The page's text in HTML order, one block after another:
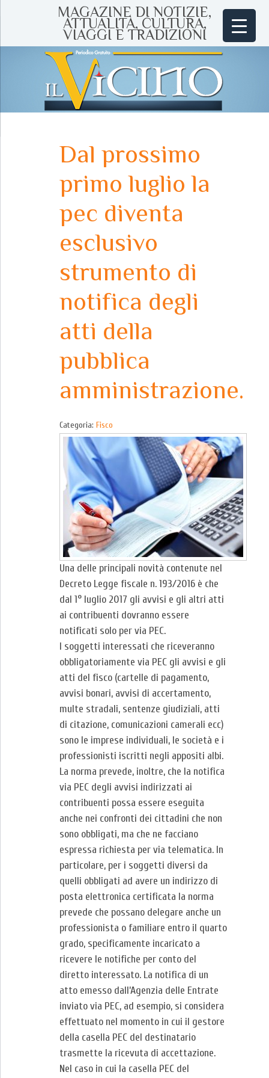
MAGAZINE DI NOTIZIE,
ATTUALITÀ, CULTURA,
VIAGGI E TRADIZIONI
Dal prossimo
primo luglio la
pec diventa
esclusivo
strumento di
notifica degli
atti della
pubblica
amministrazione.
Categoria: Fisco
Una delle principali novità contenute nel
Decreto Legge fiscale n. 193/2016 è che
dal 1° luglio 2017 gli avvisi e gli altri atti
ai contribuenti dovranno essere
notificati solo per via PEC.
I soggetti interessati che riceveranno
obbligatoriamente via PEC gli avvisi e gli
atti del fisco (cartelle di pagamento,
avvisi bonari, avvisi di accertamento,
multe stradali, sentenze giudiziali, atti
di citazione, comunicazioni camerali ecc)
sono le imprese individuali, le società e i
professionisti iscritti negli appositi albi.
La norma prevede, inoltre, che la notifica
via PEC degli avvisi indirizzati ai
contribuenti possa essere eseguita
anche nei confronti dei cittadini che non
sono obbligati, ma che ne facciano
espressa richiesta per via telematica. In
particolare, per i soggetti diversi da
quelli obbligati ad avere un indirizzo di
posta elettronica certificata la norma
prevede che possano delegare anche un
professionista o familiare entro il quarto
grado, specificamente incaricato a
ricevere le notifiche per conto del
diretto interessato. La notifica di un
atto emesso dall’Agenzia delle Entrate
inviato via PEC, ad esempio, si considera
effettuato nel momento in cui il gestore
della casella PEC del destinatario
trasmette la ricevuta di accettazione.
Nel caso in cui la casella PEC del